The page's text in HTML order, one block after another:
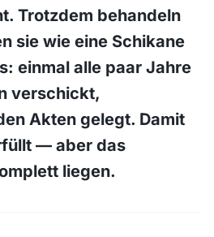
Trotzdem behandeln
sie wie eine Schikane
einmal alle paar Jahre
verschickt,
Akten gelegt. Damit
— aber das
liegen.